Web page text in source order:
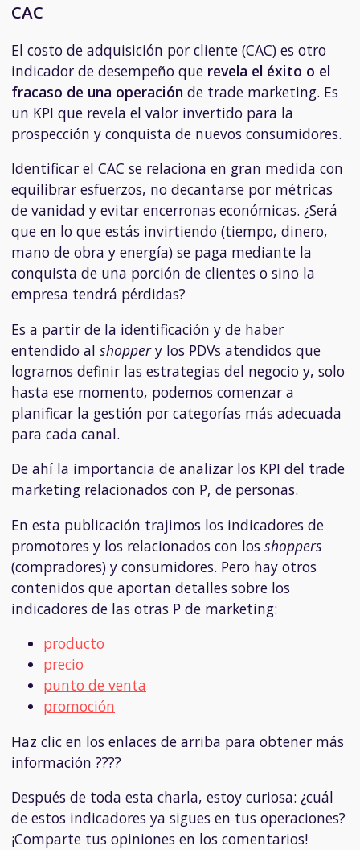
CAC
El costo de adquisición por cliente (CAC) es otro
indicador de desempeño que revela el éxito o el
fracaso de una operación de trade marketing. Es
un KPI que revela el valor invertido para la
prospección y conquista de nuevos consumidores.
Identificar el CAC se relaciona en gran medida con
equilibrar esfuerzos, no decantarse por métricas
de vanidad y evitar encerronas económicas. ¿Será
que en lo que estás invirtiendo (tiempo, dinero,
mano de obra y energía) se paga mediante la
conquista de una porción de clientes o sino la
empresa tendrá pérdidas?
Es a partir de la identificación y de haber
entendido al shoppery los PDVs atendidos que
logramos definir las estrategias del negocio y, solo
hasta ese momento, podemos comenzar a
planificar la gestión por categorías más adecuada
para cada canal.
De ahí la importancia de analizar los KPI del trade
marketing relacionados con P, de personas.
En esta publicación trajimos los indicadores de
promotores y los relacionados con los shoppers
(compradores) y consumidores. Pero hay otros
contenidos que aportan detalles sobre los
indicadores de las otras P de marketing:
producto
precio
punto de venta
promoción
Haz clic en los enlaces de arriba para obtener más
información ????
Después de toda esta charla, estoy curiosa: ¿cuál
de estos indicadores ya sigues en tus operaciones?
¡Comparte tus opiniones en los comentarios!